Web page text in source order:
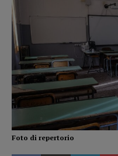
Foto di repertorio